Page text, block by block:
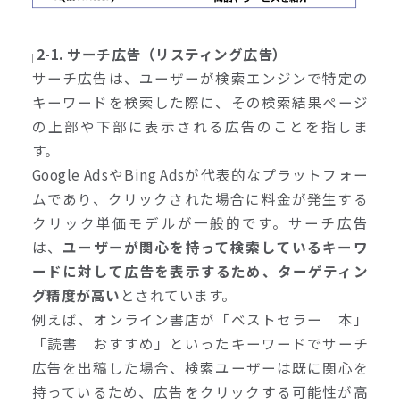
2-1. サーチ広告（リスティング広告）
サーチ広告は、ユーザーが検索エンジンで特定の
キーワードを検索した際に、その検索結果ページ
の上部や下部に表示される広告のことを指しま
す。
Google AdsやBing Adsが代表的なプラットフォー
ムであり、クリックされた場合に料金が発生する
クリック単価モデルが一般的です。サーチ広告
は、 ユーザーが関心を持って検索しているキーワ
ードに対して広告を表示するため、ターゲティン
グ精度が高い とされています。
例えば、オンライン書店が「ベストセラー 本」
「読書 おすすめ」といったキーワードでサーチ
広告を出稿した場合、検索ユーザーは既に関心を
持っているため、広告をクリックする可能性が高